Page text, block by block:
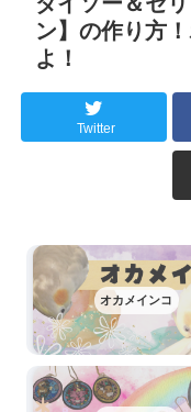
ン】の作り方
よ！
Twitter
オカメインコ